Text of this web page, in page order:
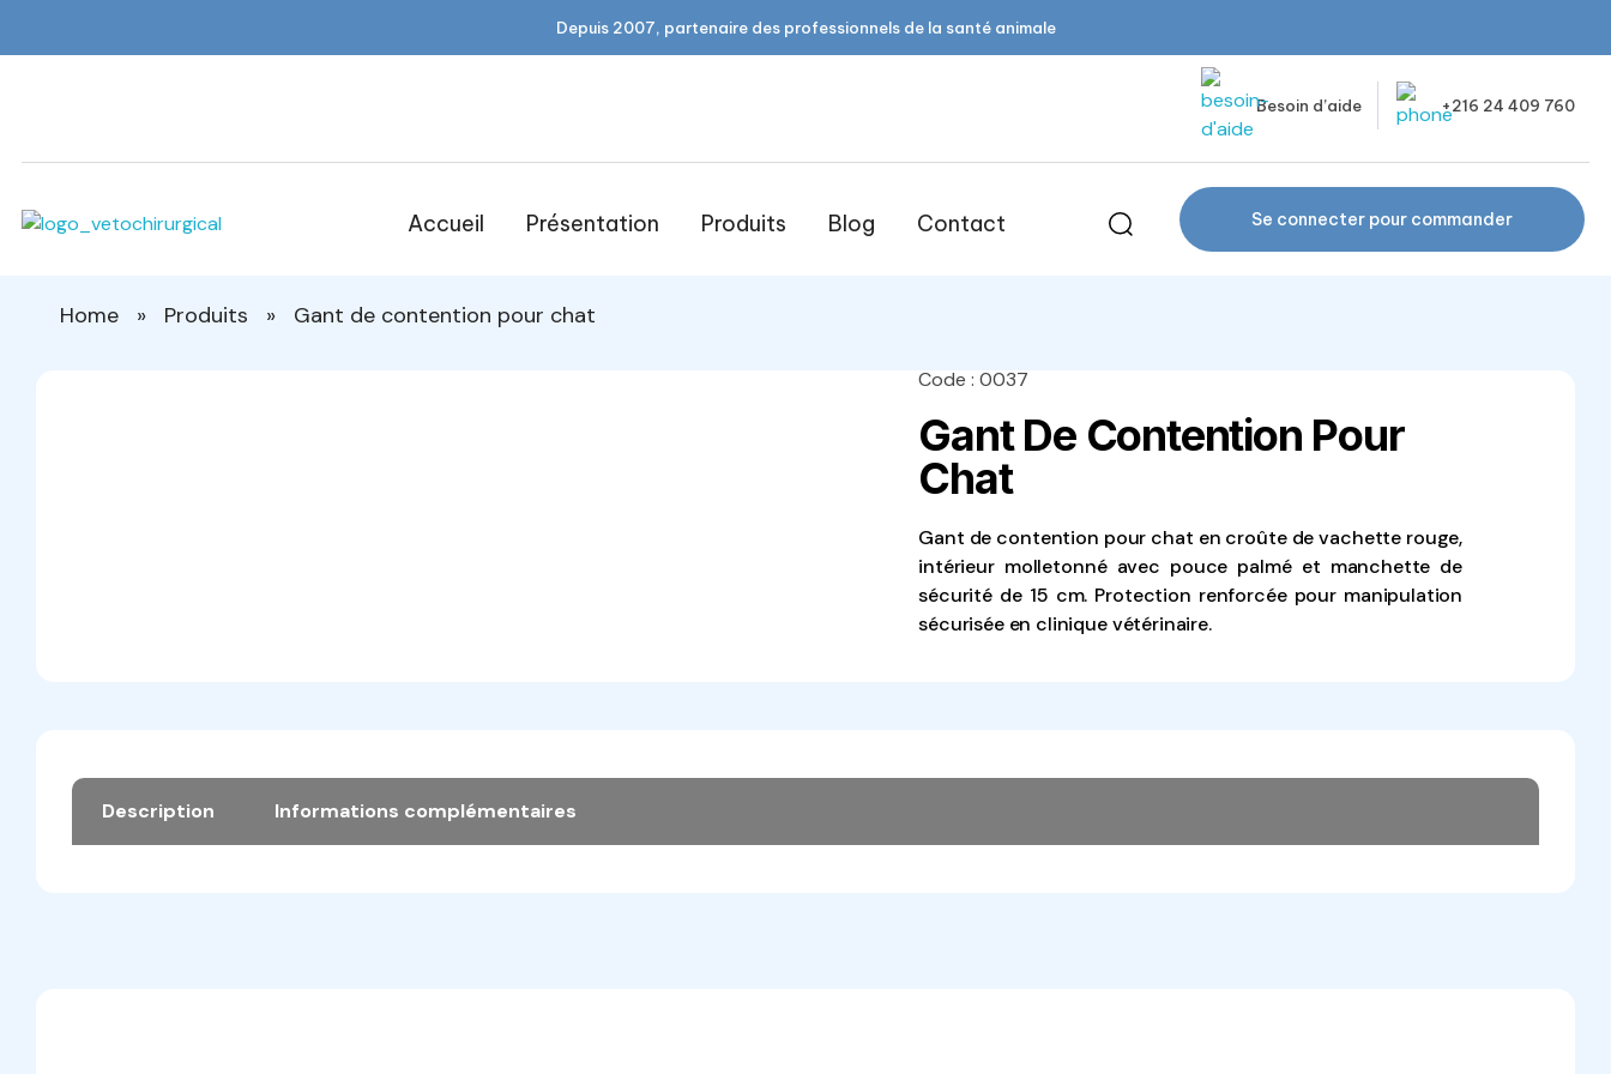
Depuis 2007, partenaire des professionnels de la santé animale
Besoin d’aide +216 24 409 760
Accueil Présentation Produits Blog Contact Se connecter pour commander
Home » Produits » Gant de contention pour chat
Code : 0037
Gant De Contention Pour
Chat
Gant de contention pour chat en croûte de vachette rouge,
intérieur molletonné avec pouce palmé et manchette de
sécurité de 15 cm. Protection renforcée pour manipulation
sécurisée en clinique vétérinaire.
Description Informations complémentaires